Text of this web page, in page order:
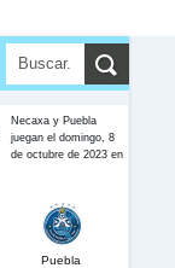
Necaxa y Puebla
juegan el domingo, 8
de octubre de 2023 en
Puebla